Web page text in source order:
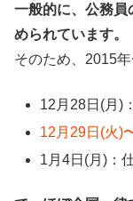
一般的に、公務員
められています。
そのため、2015
12月28日(月)
12月29日(火)
1月4日(月)：